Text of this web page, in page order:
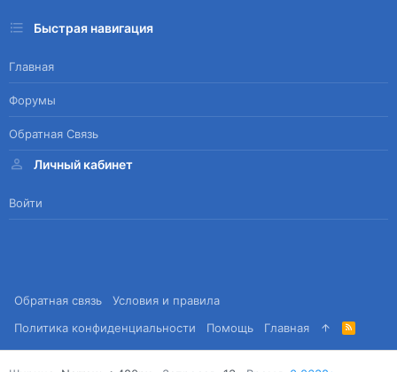
Быстрая навигация
Главная
Форумы
Обратная Связь
Личный кабинет
Войти
Обратная связь
Условия и правила
Политика конфиденциальности
Помощь Главная
R
S
S